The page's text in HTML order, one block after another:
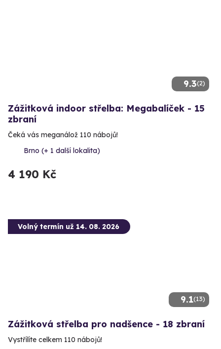
9.3(2)
Zážitková indoor střelba: Megabalíček - 15
zbraní
Čeká vás meganálož 110 nábojů!
Brno (+ 1 další lokalita)
4 190 Kč
9.1(13)
Volný termín už 14. 08. 2026
Zážitková střelba pro nadšence - 18 zbraní
Vystřílíte celkem 110 nábojů!